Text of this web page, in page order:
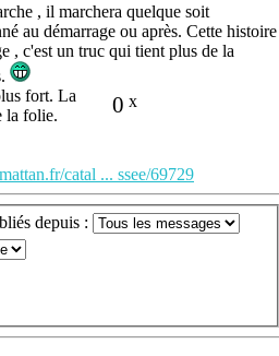
, il marchera quelque soit
au démarrage ou après. Cette histoire
, c'est un truc qui tient plus de la
0 x
fort. La
la folie.
catal ... ssee/69729
depuis :